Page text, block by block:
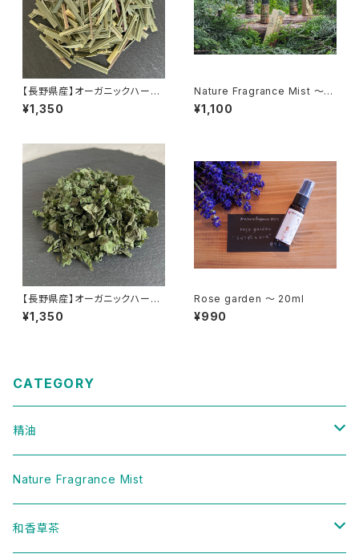
【長野県産】オーガニックハーブ
レモングラス
¥1,350
Nature Fragrance Mist ～A
utumn Blend～ 20ml
¥1,100
【長野県産】オーガニックハーブ
ネトル
¥1,350
Rose garden ～ 20ml
¥990
CATEGORY
精油
樹木
ハーブ
Nature Fragrance Mist
和香草茶